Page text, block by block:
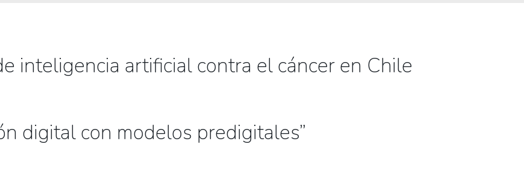
inteligencia artificial contra el cáncer en Chile
digital con modelos predigitales”